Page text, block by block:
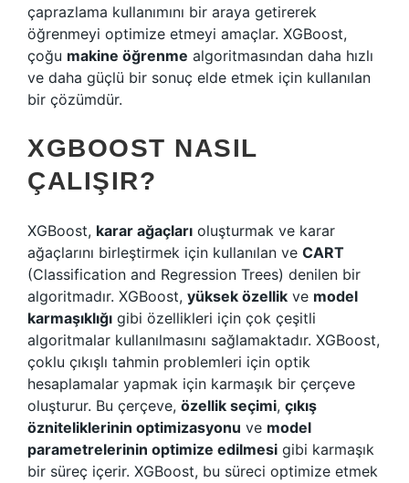
çaprazlama kullanımını bir araya getirerek
öğrenmeyi optimize etmeyi amaçlar. XGBoost,
çoğu makine öğrenme algoritmasından daha hızlı
ve daha güçlü bir sonuç elde etmek için kullanılan
bir çözümdür.
XGBOOST NASIL
ÇALIŞIR?
XGBoost, karar ağaçları oluşturmak ve karar
ağaçlarını birleştirmek için kullanılan ve CART
(Classification and Regression Trees) denilen bir
algoritmadır. XGBoost, yüksek özellik ve model
karmaşıklığı gibi özellikleri için çok çeşitli
algoritmalar kullanılmasını sağlamaktadır. XGBoost,
çoklu çıkışlı tahmin problemleri için optik
hesaplamalar yapmak için karmaşık bir çerçeve
oluşturur. Bu çerçeve, özellik seçimi, çıkış
özniteliklerinin optimizasyonu ve model
parametrelerinin optimize edilmesi gibi karmaşık
bir süreç içerir. XGBoost, bu süreci optimize etmek